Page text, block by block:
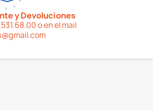
y Devoluciones
o en el mail